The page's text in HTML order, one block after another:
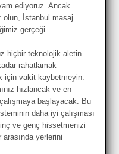
ediyoruz. Ancak
olun, İstanbul masaj
gerçeği
hiçbir teknolojik aletin
rahatlamak
için vakit kaybetmeyin.
hızlancak ve en
başlayacak. Bu
daha iyi çalışması
ve genç hissetmenizi
yerlerini